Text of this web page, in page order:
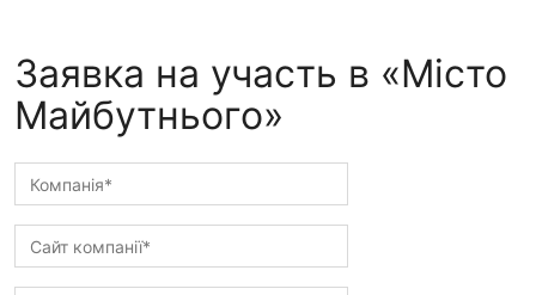
Заявка на участь в «Місто
Майбутнього»